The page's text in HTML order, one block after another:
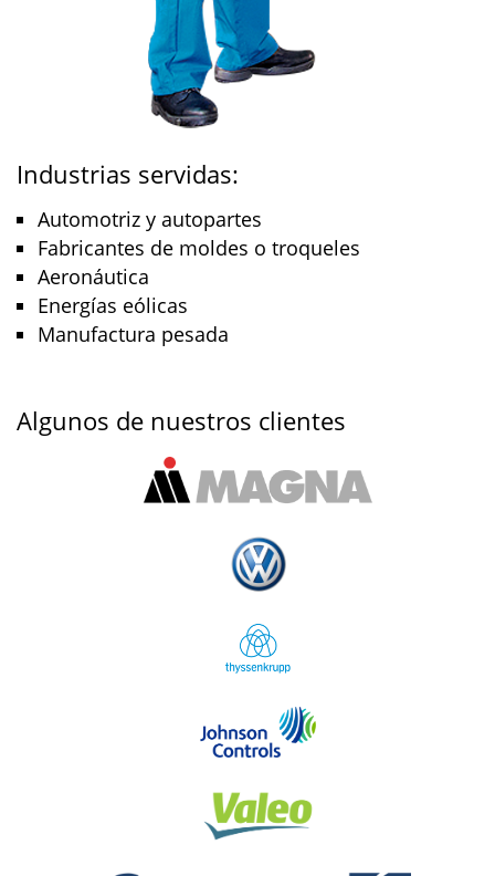
Industrias servidas:
Automotriz y autopartes
Fabricantes de moldes o troqueles
Aeronáutica
Energías eólicas
Manufactura pesada
Algunos de nuestros clientes